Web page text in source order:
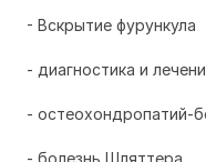
- Вскрытие фурункула
- диагностика и
- остеохондропатий-
- болезнь Шляттера,